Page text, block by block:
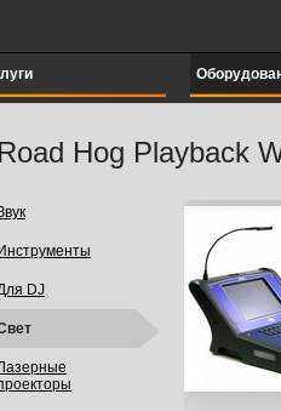
Road Hog Playback
Инструменты
DJ